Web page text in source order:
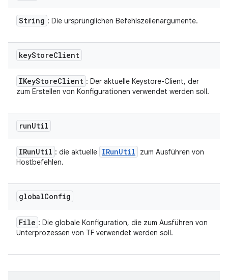
String : Die ursprünglichen Befehlszeilenargumente.
keyStoreClient
IKeyStoreClient : Der aktuelle Keystore-Client, der
zum Erstellen von Konfigurationen verwendet werden soll.
runUtil
IRunUtil : die aktuelle IRunUtil
zum Ausführen von
Hostbefehlen.
globalConfig
File : Die globale Konfiguration, die zum Ausführen von
Unterprozessen von TF verwendet werden soll.